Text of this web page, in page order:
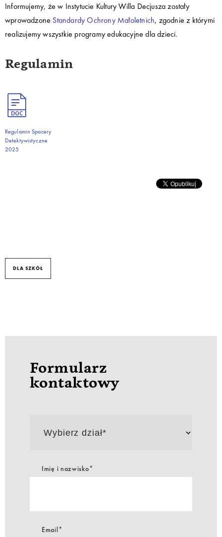
Informujemy, że w Instytucie Kultury Willa Decjusza zostały
wprowadzone Standardy Ochrony Małoletnich, zgodnie z którymi
realizujemy wszystkie programy edukacyjne dla dzieci.
Regulamin
Regulamin Spacery
Detektywistyczne
2025
DLA SZKÓŁ
Formularz
kontaktowy
Imię i nazwisko*
Email*